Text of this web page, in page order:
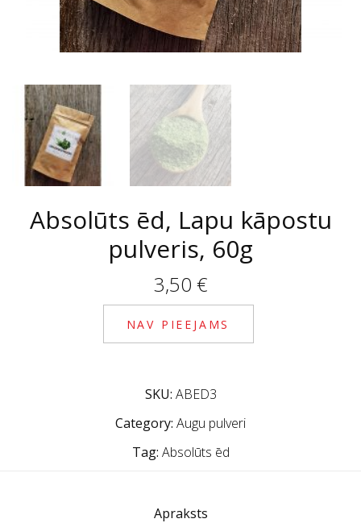
Absolūts ēd, Lapu kāpostu
pulveris, 60g
3,50 €
NAV PIEEJAMS
SKU: ABED3
Category: Augu pulveri
Tag: Absolūts ēd
Apraksts